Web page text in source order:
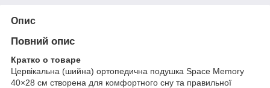
Опис
Повний опис
Кратко о товаре
Цервікальна (шийна) ортопедична подушка Space Memory
40×28 см створена для комфортного сну та правильної